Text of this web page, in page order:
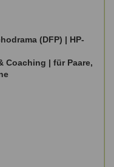
(DFP) | HP-
Coaching | für Paare,